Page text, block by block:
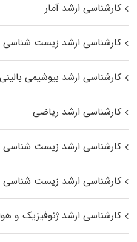
کارشناسی ارشد آمار
کارشناسی ارشد زیست شناسی
کارشناسی ارشد بیوشیمی بالینی
کارشناسی ارشد ریاضی
کارشناسی ارشد زیست‌ شناسی
کارشناسی ارشد زیست‌ شناسی
کارشناسی ارشد ژئوفیزیک و